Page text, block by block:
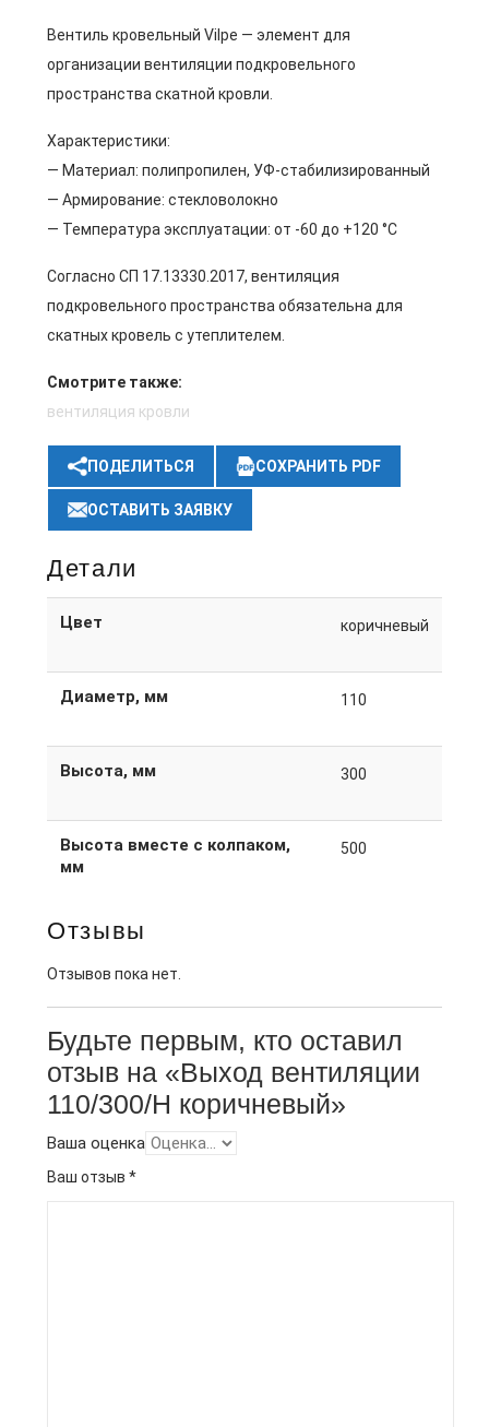
Вентиль кровельный Vilpe — элемент для
организации вентиляции подкровельного
пространства скатной кровли.
Характеристики:
— Материал: полипропилен, УФ-стабилизированный
— Армирование: стекловолокно
— Температура эксплуатации: от -60 до +120 °C
Согласно СП 17.13330.2017, вентиляция
подкровельного пространства обязательна для
скатных кровель с утеплителем.
Смотрите также:
вентиляция кровли
ПОДЕЛИТЬСЯ СОХРАНИТЬ PDF
ОСТАВИТЬ ЗАЯВКУ
Детали
Цвет коричневый
Диаметр, мм 110
Высота, мм 300
Высота вместе с колпаком,
мм
500
Отзывы
Отзывов пока нет.
Будьте первым, кто оставил
отзыв на «Выход вентиляции
110/300/Н коричневый»
Ваша оценка
Ваш отзыв *